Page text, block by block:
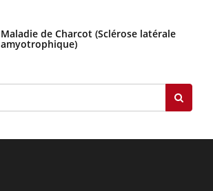
Maladie de Charcot (Sclérose latérale
amyotrophique)